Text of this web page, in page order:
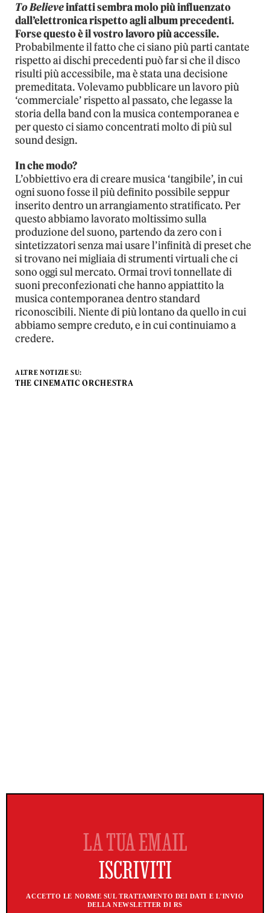
To Believeinfatti sembra molo più influenzato
dall’elettronica rispetto agli album precedenti.
Forse questo è il vostro lavoro più accessile.
Probabilmente il fatto che ci siano più parti cantate
rispetto ai dischi precedenti può far si che il disco
risulti più accessibile, ma è stata una decisione
premeditata. Volevamo pubblicare un lavoro più
‘commerciale’ rispetto al passato, che legasse la
storia della band con la musica contemporanea e
per questo ci siamo concentrati molto di più sul
sound design.
In che modo?
L’obbiettivo era di creare musica ‘tangibile’, in cui
ogni suono fosse il più definito possibile seppur
inserito dentro un arrangiamento stratificato. Per
questo abbiamo lavorato moltissimo sulla
produzione del suono, partendo da zero con i
sintetizzatori senza mai usare l’infinità di preset che
si trovano nei migliaia di strumenti virtuali che ci
sono oggi sul mercato. Ormai trovi tonnellate di
suoni preconfezionati che hanno appiattito la
musica contemporanea dentro standard
riconoscibili. Niente di più lontano da quello in cui
abbiamo sempre creduto, e in cui continuiamo a
credere.
ALTRE NOTIZIE SU:
THE CINEMATIC ORCHESTRA
ACCETTO LE NORME SUL TRATTAMENTO DEI DATI E L'INVIO
DELLA NEWSLETTER DI RS